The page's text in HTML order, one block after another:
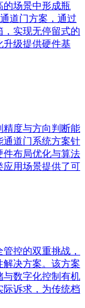
的场景中形成瓶
道门方案，通过
实现无停留式的
升级提供硬件基
精度与方向判断能
通道门系统方案针
件布局优化与算法
应用场景提供了可
控的双重挑战，
决方案。该方案
与数字化控制有机
诉求，为传统档